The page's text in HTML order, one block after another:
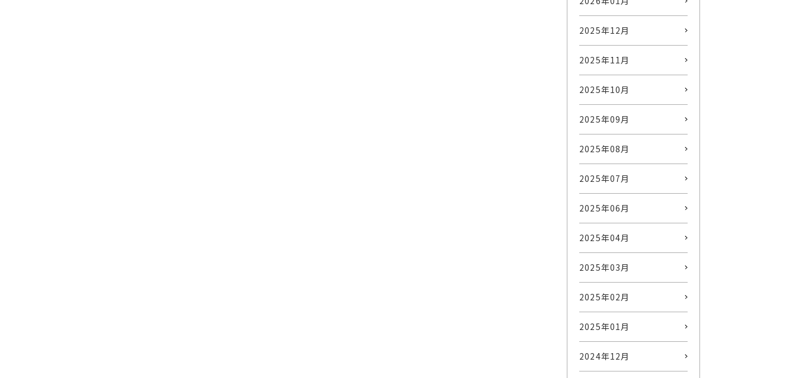
2025年12月
2025年11月
2025年10月
2025年09月
2025年08月
2025年07月
2025年06月
2025年04月
2025年03月
2025年02月
2025年01月
2024年12月